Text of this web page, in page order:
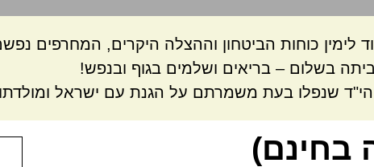
כוחות הביטחון וההצלה היקרים, המחרפים
בשלום – בריאים ושלמים בגוף ובנפש!
שנפלו בעת משמרתם על הגנת עם ישראל
בחינם)